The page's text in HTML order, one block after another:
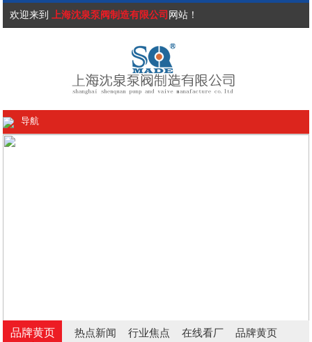
欢迎来到 上海沈泉泵阀制造有限公司 网站！
导航
品牌黄页 热点新闻 行业焦点 在线看厂 品牌黄页